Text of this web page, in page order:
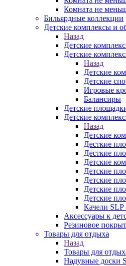
Комната не
Бильярдные коллекции
Детские комплексы и
Назад
Детские
Детские
Назад
Детские
Детские
Игровые
Балансиры
Детские
Детские
Назад
Детские
Десткие
Десткие
Детские
Детские
Детские
Детские
Детские
Качели
Аксессуары к
Резиновое
Товары для отдыха
Назад
Товары для
Надувные доски